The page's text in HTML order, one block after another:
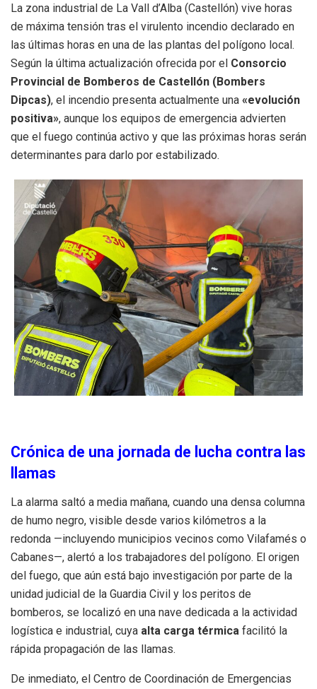
La zona industrial de La Vall d’Alba (Castellón) vive horas
de máxima tensión tras el virulento incendio declarado en
las últimas horas en una de las plantas del polígono local.
Según la última actualización ofrecida por el Consorcio
Provincial de Bomberos de Castellón (Bombers
Dipcas), el incendio presenta actualmente una «evolución
positiva», aunque los equipos de emergencia advierten
que el fuego continúa activo y que las próximas horas serán
determinantes para darlo por estabilizado.
Crónica de una jornada de lucha contra las
llamas
La alarma saltó a media mañana, cuando una densa columna
de humo negro, visible desde varios kilómetros a la
redonda —incluyendo municipios vecinos como Vilafamés o
Cabanes—, alertó a los trabajadores del polígono. El origen
del fuego, que aún está bajo investigación por parte de la
unidad judicial de la Guardia Civil y los peritos de
bomberos, se localizó en una nave dedicada a la actividad
logística e industrial, cuya alta carga térmica facilitó la
rápida propagación de las llamas.
De inmediato, el Centro de Coordinación de Emergencias